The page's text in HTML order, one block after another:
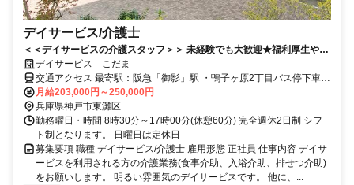
デイサービス/介護士
＜＜デイサービスの介護スタッフ＞＞ 未経験でも大歓迎★福利厚生や研
修体制もバッチリ◎
デイサービス こだま
交通アクセス 最寄駅：阪急「御影」駅 ・鴨子ヶ原2丁目バス停下車、
徒歩2分 ★バイク・車通勤ＯＫ
月給203,000円～250,000円
兵庫県神戸市東灘区
勤務曜日・時間 8時30分～17時00分(休憩60分) 完全週休2日制 シフ
ト制となります。 日曜日は定休日
募集要項 職種 デイサービス/介護士 雇用形態 正社員 仕事内容 デイサ
ービスを利用される方の介護業務(食事介助、入浴介助、排せつ介助)
をお願いします。 明るい雰囲気のデイサービスです。 他に、...